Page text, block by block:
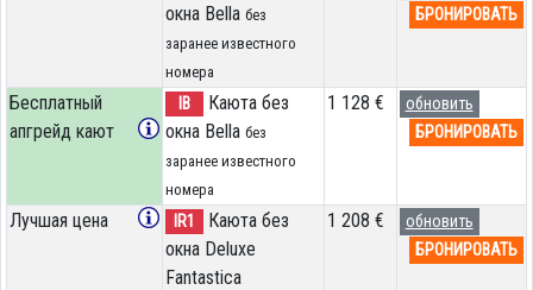
окна Bella без
заранее известного
номера
БРОНИРОВАТЬ
Бесплатный
апгрейд кают
IB
Каюта без
окна Bella без
заранее известного
номера
1 128 €
обновить
БРОНИРОВАТЬ
Лучшая цена IR1
Каюта без
окна Deluxe
Fantastica
1 208 €
обновить
БРОНИРОВАТЬ